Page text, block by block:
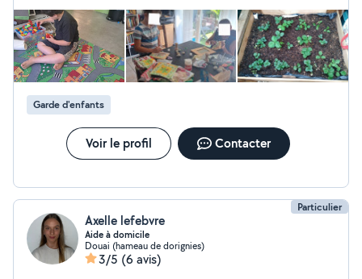
n'ai jamais reçu de réponse. Cordialement, Sonja Kuikstra
Garde d'enfants
Voir le profil Contacter
Particulier
Axelle lefebvre
Aide à domicile
Douai (hameau de dorignies)
3/5 (6 avis)